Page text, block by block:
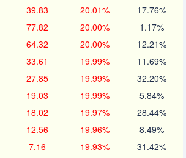
39.83 20.01% 17.76%
77.82 20.00% 1.17%
64.32 20.00% 12.21%
33.61 19.99% 11.69%
27.85 19.99% 32.20%
19.03 19.99% 5.84%
18.02 19.97% 28.44%
12.56 19.96% 8.49%
7.16 19.93% 31.42%